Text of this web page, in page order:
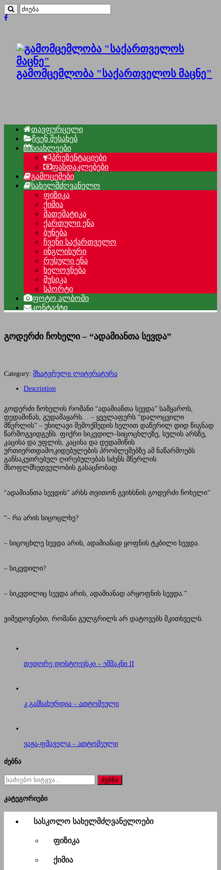
გამომცემლობა "საქართველოს მაცნე"
თავფურცელი
ჩვენ შესახებ
სიახლეები
პრეზენტაციები
ფასდაკლებები
გამოცემები
სახელმძღვანელო
ფიზიკა
ქიმია
მათემატიკა
ქართული ენა
ბუნება
ჩვენი საქართველო
ინგლისური
რუსული ენა
ხელოვნება
მუსიკა
სპორტი
ფოტო ალბომი
კონტაქტი
გოდერძი ჩოხელი – “ადამიანთა სევდა”
Category: მხატვრული ლიტერატურა
Description
გოდერძი ჩოხელის რომანი “ადამიანთა სევდა” სამყაროს,
დედამიწას, გუდამაყარს… – ყველაფერს “დალოცვილი
მწერლის” – უხილავი შემოქმედის ხელით დაწერილ დიდ წიგნად
წარმოგვიდგენს. ფიქრი სიკვდილ–სიცოცხლეზე, სულის არსზე,
კაცისა და უფლის, კაცისა და დედამიწის
ურთიერთდამოკიდებულების პრობლემებზე ამ ნაწარმოებს
განსაკუთრებულ ღირებულებას სძენს მწერლის
მსოფლმხედველობის გასაცნობად.
“ადამიანთა სევდის” არსს თვითონ გვიხსნის გოდერძი ჩოხელი”
“– რა არის სიცოცლხე?
– სიცოცხლე სევდა არის, ადამიანად ყოფნის ტკბილი სევდა.
– სიკვდილი?
– სიკვდილიც სევდა არის, ადამიანად არყოფნის სევდა.”
ვიმედოვნებთ, რომანი გულგრილს არ დატოვებს მკითხველს.
თედორე დოსტოევსკი – ეშმაკნი II
კ.გამსახურდია – ათტომეული
ვაჟა-ფშაველა – ათტომეული
ძებნა
ძებნა
for:
კატეგორიები
სასკოლო სახელმძღვანელოები
ფიზიკა
ქიმია